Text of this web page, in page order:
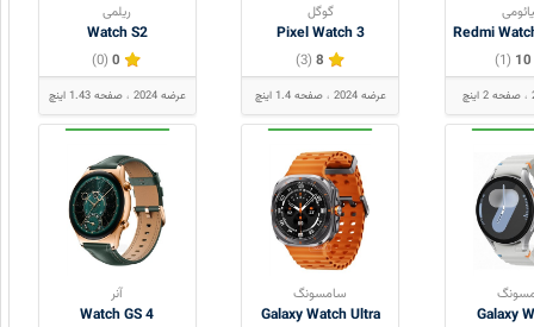
Redmi
10
(1)
صفحه 2 اینچ
گوگل
Pixel Watch 3
8
(3)
عرضه 2024 صفحه 1.4 اینچ
ریلمی
Watch S2
0
(0)
عرضه 2024 صفحه 1.43 اینچ
Galaxy
سامسونگ
Galaxy Watch Ultra
آنر
Watch GS 4